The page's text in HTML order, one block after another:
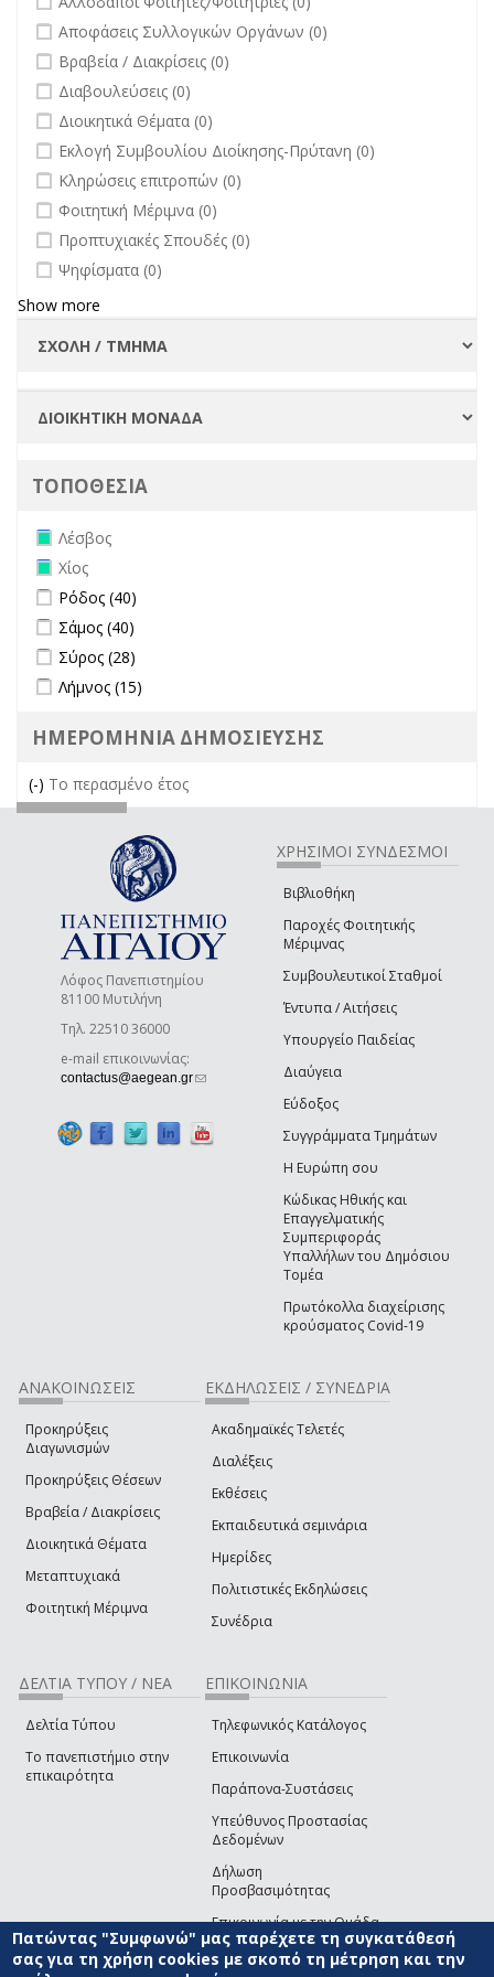
undefined
Αποφάσεις Συλλογικών Οργάνων (0)
undefined
Βραβεία / Διακρίσεις (0)
undefined
Διαβουλεύσεις (0)
undefined
Διοικητικά Θέματα (0)
undefined
Εκλογή Συμβουλίου Διοίκησης-Πρύτανη (0)
undefined
Κληρώσεις επιτροπών (0)
undefined
Φοιτητική Μέριμνα (0)
undefined
Προπτυχιακές Σπουδές (0)
undefined
Ψηφίσματα (0)
Show more
ΤΟΠΟΘΕΣΙΑ
Remove Λέσβος filter
Λέσβος
Remove Χίος filter
Χίος
Apply Ρόδος filter
Ρόδος (40)
Apply Σάμος filter
Σάμος (40)
Apply Σύρος filter
Σύρος (28)
Apply Λήμνος filter
Λήμνος (15)
ΗΜΕΡΟΜΗΝΙΑ ΔΗΜΟΣΙΕΥΣΗΣ
(-) Remove Το περασμένο έτος filter
Το περασμένο έτος
Λόφος Πανεπιστημίου
81100 Μυτιλήνη
Τηλ. 22510 36000
e-mail επικοινωνίας:
contactus@aegean.gr(link sends e-mail)
ΧΡΗΣΙΜΟΙ ΣΥΝΔΕΣΜΟΙ
Βιβλιοθήκη
Παροχές Φοιτητικής
Μέριμνας
Συμβουλευτικοί Σταθμοί
Έντυπα / Αιτήσεις
Υπουργείο Παιδείας
Διαύγεια
Εύδοξος
Συγγράμματα Τμημάτων
Η Ευρώπη σου
Κώδικας Ηθικής και
Επαγγελματικής
Συμπεριφοράς
Υπαλλήλων του Δημόσιου
Τομέα
Πρωτόκολλα διαχείρισης
κρούσματος Covid-19
ΑΝΑΚΟΙΝΩΣΕΙΣ
Προκηρύξεις
Διαγωνισμών
Προκηρύξεις Θέσεων
Βραβεία / Διακρίσεις
Διοικητικά Θέματα
Μεταπτυχιακά
Φοιτητική Μέριμνα
ΕΚΔΗΛΩΣΕΙΣ / ΣΥΝΕΔΡΙΑ
Ακαδημαϊκές Τελετές
Διαλέξεις
Εκθέσεις
Εκπαιδευτικά σεμινάρια
Ημερίδες
Πολιτιστικές Εκδηλώσεις
Συνέδρια
ΔΕΛΤΙΑ ΤΥΠΟΥ / ΝΕΑ
Δελτία Τύπου
Το πανεπιστήμιο στην
επικαιρότητα
ΕΠΙΚΟΙΝΩΝΙΑ
Τηλεφωνικός Κατάλογος
Επικοινωνία
Παράπονα-Συστάσεις
Υπεύθυνος Προστασίας
Δεδομένων
Δήλωση
Προσβασιμότητας
Επικοινωνία με την Ομάδα
Ανάπτυξης του site(link sends e-mail)
Πατώντας "Συμφωνώ" μας παρέχετε τη συγκατάθεσή
σας για τη χρήση cookies με σκοπό τη μέτρηση και την